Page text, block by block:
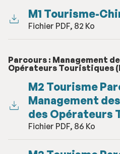
M1 Tourisme-
Fichier PDF, 82 Ko
Parcours : Management
Opérateurs Touristiques
M2 Tourisme
Management
des Opérateurs
Fichier PDF, 86 Ko